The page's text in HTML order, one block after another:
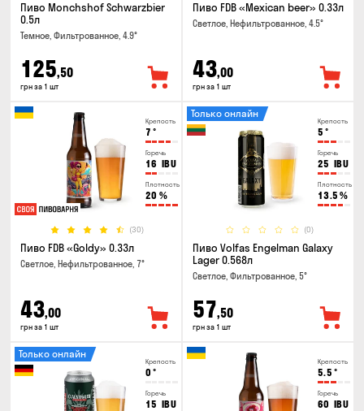
Пиво Monchshof Schwarzbier
0.5л
Темное, Фильтрованное, 4.9°
125,50
грн за 1 шт
Пиво FDB «Mexican beer» 0.33л
Светлое, Нефильтрованное, 4.5°
43,00
грн за 1 шт
Крепость
7 °
Горечь
16 IBU
Плотность
20 %
(30)
Пиво FDB «Goldy» 0.33л
Светлое, Нефильтрованное, 7°
43,00
грн за 1 шт
Крепость
5 °
Горечь
25 IBU
Плотность
13.5 %
(0)
Только онлайн
Пиво Volfas Engelman Galaxy
Lager 0.568л
Светлое, Фильтрованное, 5°
57,50
грн за 1 шт
Крепость
0 °
Горечь
15 IBU
Только онлайн
Крепость
5.5 °
Горечь
60 IBU